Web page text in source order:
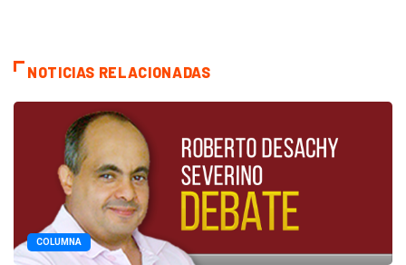
NOTICIAS RELACIONADAS
COLUMNA